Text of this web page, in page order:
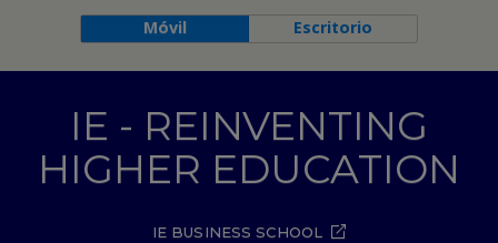
Móvil Escritorio
IE - REINVENTING
HIGHER EDUCATION
IE BUSINESS SCHOOL